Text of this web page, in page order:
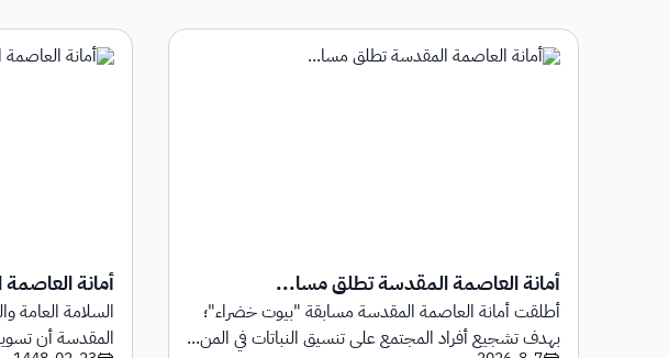
أمانة العاصمة المقدسة تطلق مسا...
أطلقت أمانة العاصمة المقدسة مسابقة "بيوت خضراء"؛
بهدف تشجيع أفراد المجتمع على تنسيق النباتات في المن...
أمانة
السلامة العامة
المقدسة أن تسوير